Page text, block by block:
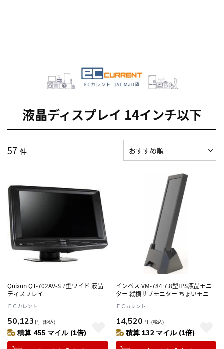
液晶ディスプレイ 14インチ以下
57 件
Quixun QT-702AV-S 7型ワイド 液晶
ディスプレイ
ＥＣカレント
50,123 円 （税込）
積算 455 マイル (1倍)
インベス VM-784 7.8型IPS液晶モニ
ター 縦横サブモニター ちょいモニ
ＥＣカレント
14,520 円 （税込）
積算 132 マイル (1倍)